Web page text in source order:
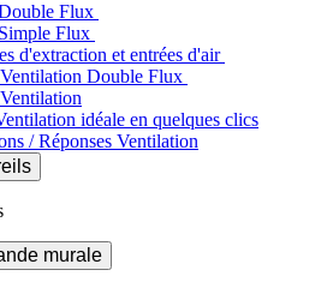
Flux
Flux
d'extraction et entrées d'air
Double Flux
idéale en quelques clics
/ Réponses Ventilation
murale